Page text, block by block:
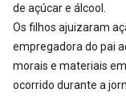
de açúcar e álcool.
Os filhos ajuizaram
empregadora do pai
morais e materiais
ocorrido durante a